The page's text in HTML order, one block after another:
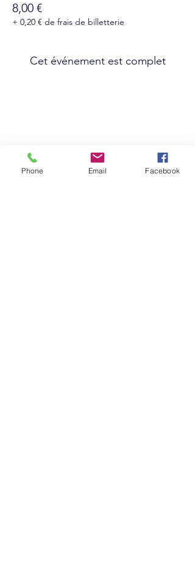
8,00 €
+ 0,20 € de frais de billetterie
Cet événement est complet
Suivez-nous sur les réseaux sociaux :
Phone Email Facebook